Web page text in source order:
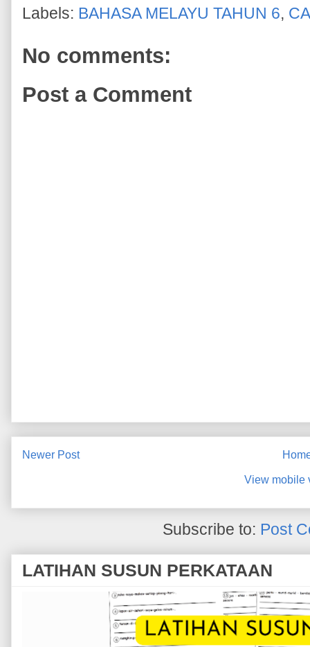
Labels: BAHASA MELAYU TAHUN 6,
No comments:
Post a Comment
Newer Post
View mobile
Subscribe to: Post
LATIHAN SUSUN PERKATAAN